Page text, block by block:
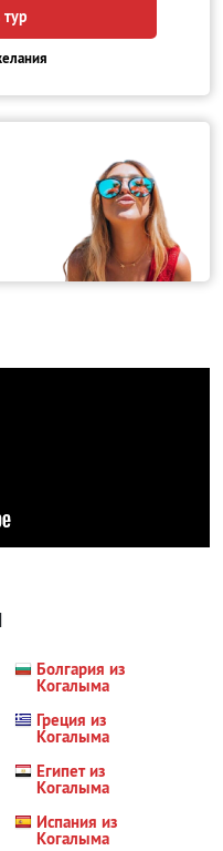
Болгария из
Когалыма
Греция из
Когалыма
Египет из
Когалыма
Испания из
Когалыма